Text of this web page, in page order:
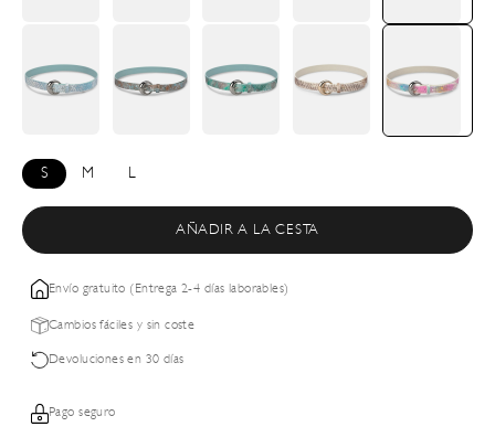
S M L
AÑADIR A LA CESTA
Envío gratuito (Entrega 2-4 días laborables)
Cambios fáciles y sin coste
Devoluciones en 30 días
Pago seguro